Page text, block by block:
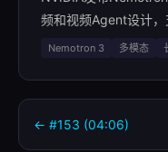
频和视频Agent设计，
Nemotron 3 多模态
← #153 (04:06)